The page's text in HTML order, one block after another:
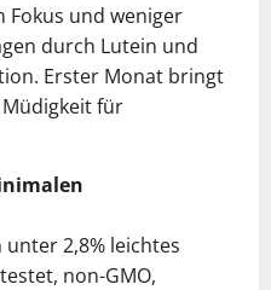
und weniger
durch Lutein und
Erster Monat bringt
für
2,8% leichtes
non-GMO,